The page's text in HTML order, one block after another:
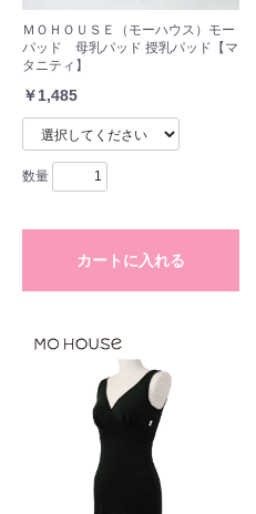
ＭＯＨＯＵＳＥ（モーハウス）モー
パッド 母乳パッド 授乳パッド【マ
タニティ】
￥1,485
数量
カートに入れる